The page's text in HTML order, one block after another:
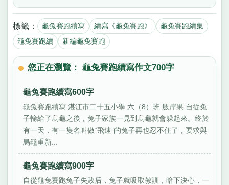
標籤： 龜兔賽跑續寫 續寫《龜兔賽跑》
龜兔賽跑續集
龜兔賽跑續
新編龜兔賽跑
您正在瀏覽： 龜兔賽跑續寫作文700字
龜兔賽跑續寫600字
龜兔賽跑續寫 湛江市二十五小學 六（8）班 殷岸果 自從兔
子輸給了烏龜之後，兔子家族一見到烏龜就會躲起來。終於
有一天，有一隻名叫做“飛速”的兔子再也忍不住了，要求與
烏龜重新...
龜兔賽跑續寫900字
自從龜兔賽跑兔子失敗后，兔子就吸取教訓，暗下決心，一